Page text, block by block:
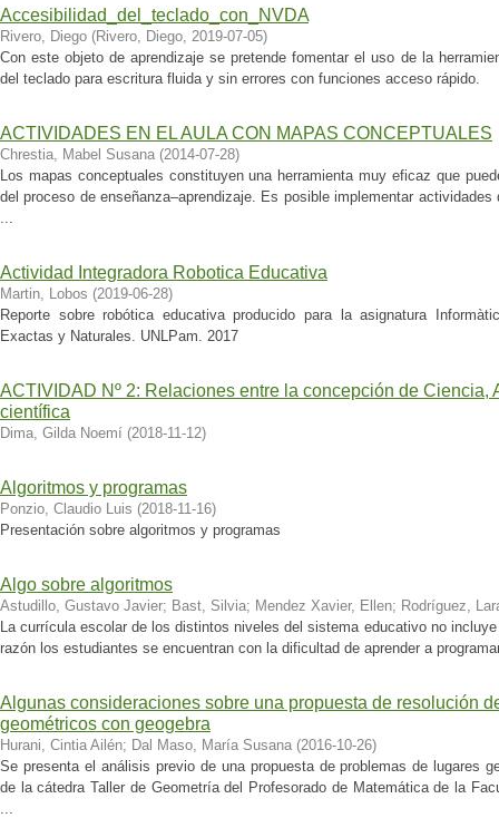
Accesibilidad_del_teclado_con_NVDA
Rivero, Diego (Rivero, Diego, 2019-07-05)
Con este objeto de aprendizaje se pretende fomentar el uso de la
del teclado para escritura fluida y sin errores con funciones acceso rápido.
ACTIVIDADES EN EL AULA CON MAPAS CONCEPTUALES
Chrestia, Mabel Susana (2014-07-28)
Los mapas conceptuales constituyen una herramienta muy eficaz que
del proceso de enseñanza–aprendizaje. Es posible implementar
...
Actividad Integradora Robotica Educativa
Martin, Lobos (2019-06-28)
Reporte sobre robótica educativa producido para la asignatura
Exactas y Naturales. UNLPam. 2017
ACTIVIDAD Nº 2: Relaciones entre la concepción de Ciencia,
científica
Dima, Gilda Noemí (2018-11-12)
Algoritmos y programas
Ponzio, Claudio Luis (2018-11-16)
Presentación sobre algoritmos y programas
Algo sobre algoritmos
Astudillo, Gustavo Javier; Bast, Silvia; Mendez Xavier, Ellen; Rodríguez,
La currícula escolar de los distintos niveles del sistema educativo no
razón los estudiantes se encuentran con la dificultad de aprender a
Algunas consideraciones sobre una propuesta de resolución
geométricos con geogebra
Hurani, Cintia Ailén; Dal Maso, María Susana (2016-10-26)
Se presenta el análisis previo de una propuesta de problemas de lugares
de la cátedra Taller de Geometría del Profesorado de Matemática de la
...